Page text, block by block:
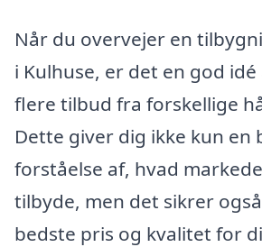
Når du overvejer en
i Kulhuse, er det en god
flere tilbud fra forskellige
Dette giver dig ikke kun en
forståelse af, hvad
tilbyde, men det sikrer
bedste pris og kvalitet for